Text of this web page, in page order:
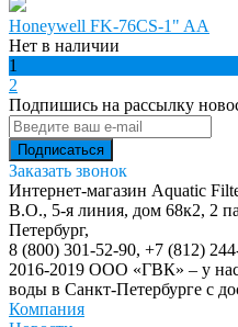
Honeywell FK-76CS-1" AA
Нет в наличии
1
2
Подпишись на рассылку
Заказать звонок
Интернет-магазин Aquatic
В.О., 5-я линия, дом 68к2, 2
Петербург,
8 (800) 301-52-90, +7 (812)
2016-2019 ООО «ГВК» – у
воды в Санкт-Петербурге с
Компания